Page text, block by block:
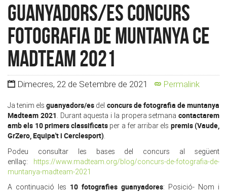
Guanyadors/es Concurs
Fotografia de Muntanya CE
Madteam 2021
Dimecres, 22 de Setembre de 2021 Permalink
Ja tenim elsguanyadors/es del concurs de fotografia de muntanya
Madteam 2021. Durant aquesta i la propera setmana contactarem
amb els 10 primers classificats per a fer arribar els premis (Vaude,
GrZero, Equipa't i Cerclesport).
Podeu consultar les bases del concurs al següent
enllaç: https://www.madteam.org/blog/concurs-de-fotografia-de-
muntanya-madteam-2021
A continuació les 10 fotografies guanyadores: Posició- Nom i